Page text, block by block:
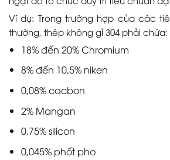
Ví dụ: Trong trường hợp của các
thường, thép không gỉ 304 phải chứa:
18% đến 20% Chromium
8% đến 10,5% niken
0,08% cacbon
2% Mangan
0,75% silicon
0,045% phốt pho